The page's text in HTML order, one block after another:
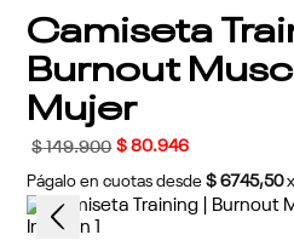
Camiseta
Burnout
Mujer
$ 149.900 $ 80.946
Págalo en cuotas desde $ 6745,50 x